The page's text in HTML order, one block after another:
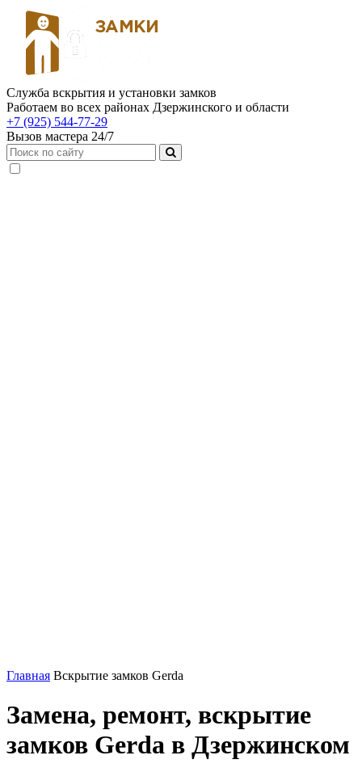
Служба вскрытия и установки замков
Работаем во всех районах Дзержинского и области
+7 (925) 544-77-29
Вызов мастера 24/7
Главная Вскрытие замков Gerda
Замена, ремонт, вскрытие
замков Gerda в Дзержинском